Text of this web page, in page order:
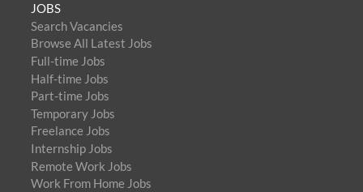
JOBS
Search Vacancies
Browse All Latest Jobs
Full-time Jobs
Half-time Jobs
Part-time Jobs
Temporary Jobs
Freelance Jobs
Internship Jobs
Remote Work Jobs
Work From Home Jobs